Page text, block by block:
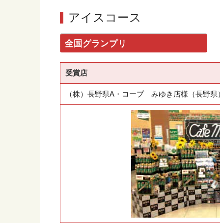
アイスコース
全国グランプリ
受賞店
（株）長野県A・コープ みゆき店様（長野県